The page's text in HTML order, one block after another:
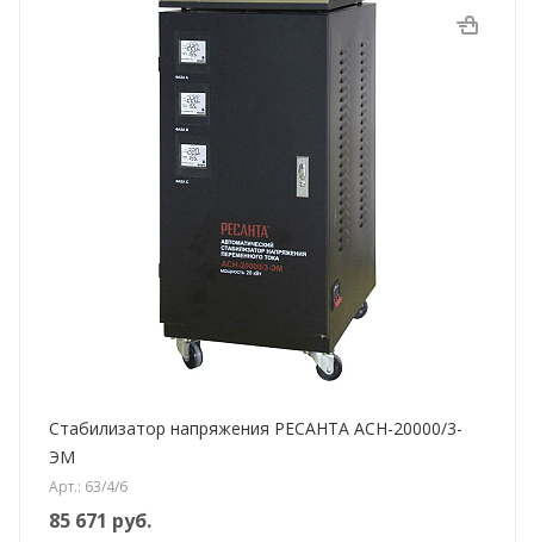
Стабилизатор напряжения РЕСАНТА АСН-20000/3-
ЭМ
Арт.: 63/4/6
85 671 руб.